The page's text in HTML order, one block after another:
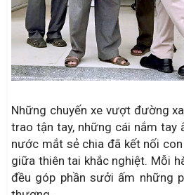
Những chuyến xe vượt đường
trao tận tay, những cái nắm tay
nước mắt sẻ chia đã kết nối
giữa thiên tai khắc nghiệt. Mỗi
đều góp phần sưởi ấm những